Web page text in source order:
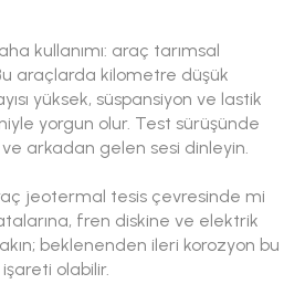
kullanımı: araç tarımsal
araçlarda kilometre düşük
yüksek, süspansiyon ve lastik
yorgun olur. Test sürüşünde
arkadan gelen sesi dinleyin.
jeotermal tesis çevresinde mi
fren diskine ve elektrik
beklenenden ileri korozyon bu
işareti olabilir.